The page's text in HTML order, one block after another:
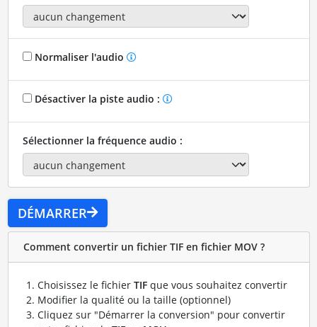
Normaliser l'audio
Désactiver la piste audio :
Sélectionner la fréquence audio :
DÉMARRER
Comment convertir un fichier TIF en fichier MOV ?
Choisissez le fichier TIFque vous souhaitez convertir
Modifier la qualité ou la taille (optionnel)
Cliquez sur "Démarrer la conversion" pour convertir